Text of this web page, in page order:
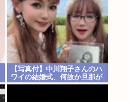
【写真付】中川翔子さんのハ
ワイの結婚式、何故か旦那が
いない